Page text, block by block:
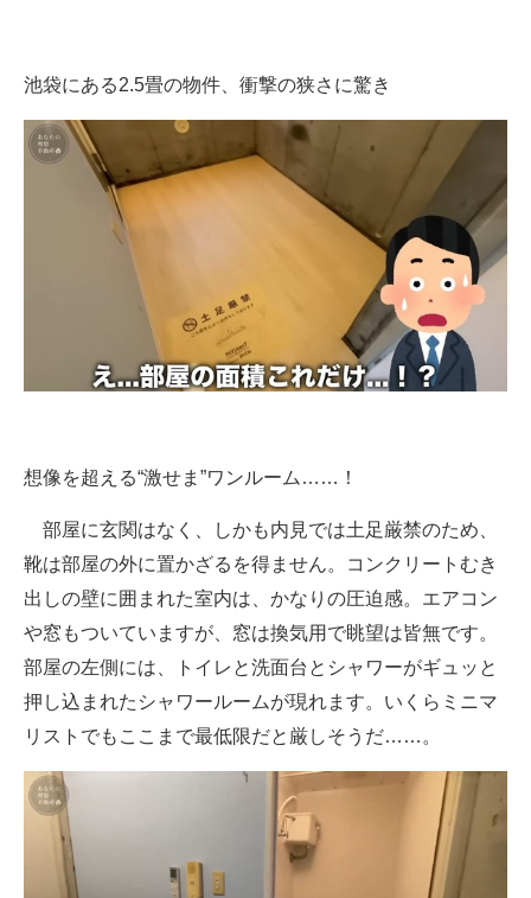
池袋にある2.5畳の物件、衝撃の狭さに驚き
想像を超える“激せま”ワンルーム……！
部屋に玄関はなく、しかも内見では土足厳禁のため、
靴は部屋の外に置かざるを得ません。コンクリートむき
出しの壁に囲まれた室内は、かなりの圧迫感。エアコン
や窓もついていますが、窓は換気用で眺望は皆無です。
部屋の左側には、トイレと洗面台とシャワーがギュッと
押し込まれたシャワールームが現れます。いくらミニマ
リストでもここまで最低限だと厳しそうだ……。